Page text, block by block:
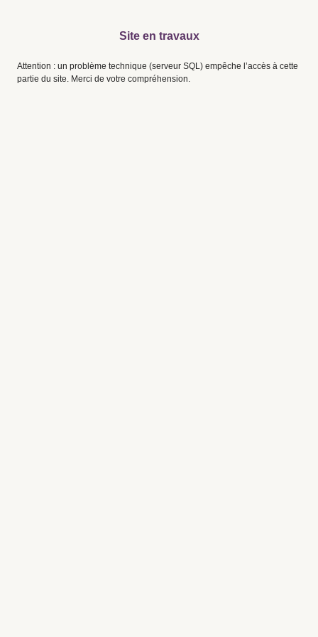
Site en travaux
Attention : un problème technique (serveur SQL) empêche l’accès à cette
partie du site. Merci de votre compréhension.